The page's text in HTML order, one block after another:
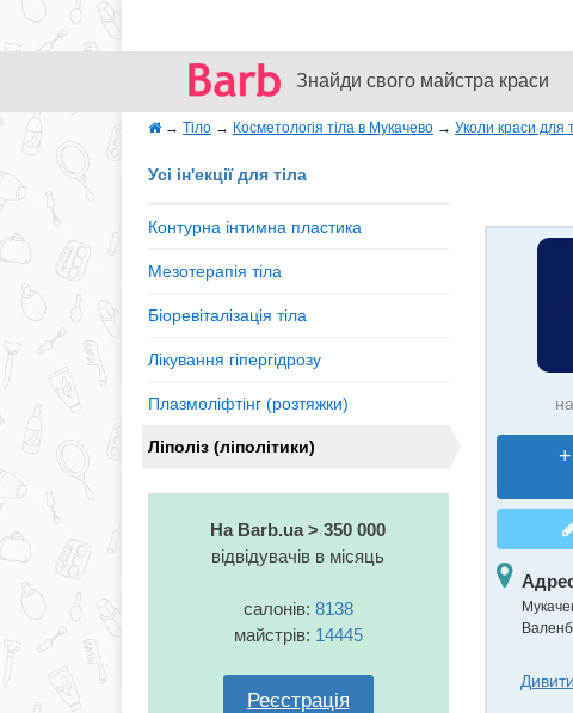
Знайди свого майстра краси
→ Тіло → Косметологія тіла в Мукачево → Уколи краси для
Усі ін'екції для тіла
Контурна інтимна пластика
Мезотерапія тіла
Біоревіталізація тіла
Лікування гіпергідрозу
Плазмоліфтінг (розтяжки)
Ліполіз (ліполітики)
На Barb.ua > 350 000
відвідувачів в місяць
салонів: 8138
майстрів: 14445
Реєстрація